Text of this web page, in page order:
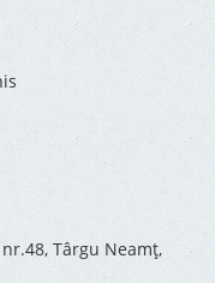
Târgu Neamț,